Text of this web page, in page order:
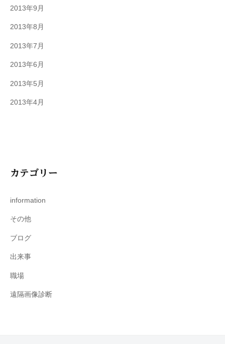
2013年9月
2013年8月
2013年7月
2013年6月
2013年5月
2013年4月
カテゴリー
information
その他
ブログ
出来事
職場
遠隔画像診断